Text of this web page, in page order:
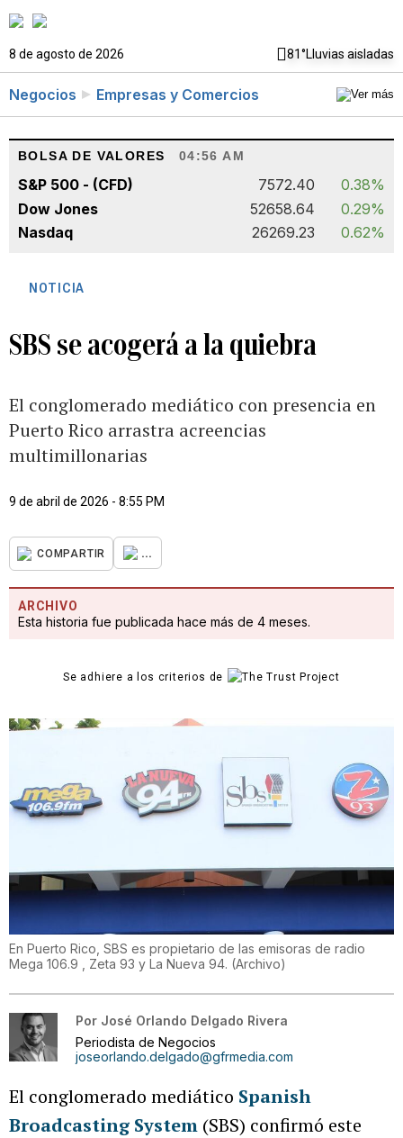
8 de agosto de 2026 81°Lluvias aisladas
Negocios Empresas y Comercios
BOLSA DE VALORES 04:56 AM
S&P 500 - (CFD) 7572.40
0.38%
Dow Jones
52658.64
0.29%
Nasdaq
26269.23 0.62%
NOTICIA
SBS se acogerá a la quiebra
El conglomerado mediático con presencia en
Puerto Rico arrastra acreencias
multimillonarias
9 de abril de 2026 - 8:55 PM
COMPARTIR ...
ARCHIVO
Esta historia fue publicada hace más de 4 meses.
Se adhiere a los criterios de
En Puerto Rico, SBS es propietario de las emisoras de radio
Mega 106.9 , Zeta 93 y La Nueva 94. (Archivo)
Por José Orlando Delgado Rivera
Periodista de Negocios
joseorlando.delgado@gfrmedia.com
El conglomerado mediático Spanish
Broadcasting System (SBS) confirmó este